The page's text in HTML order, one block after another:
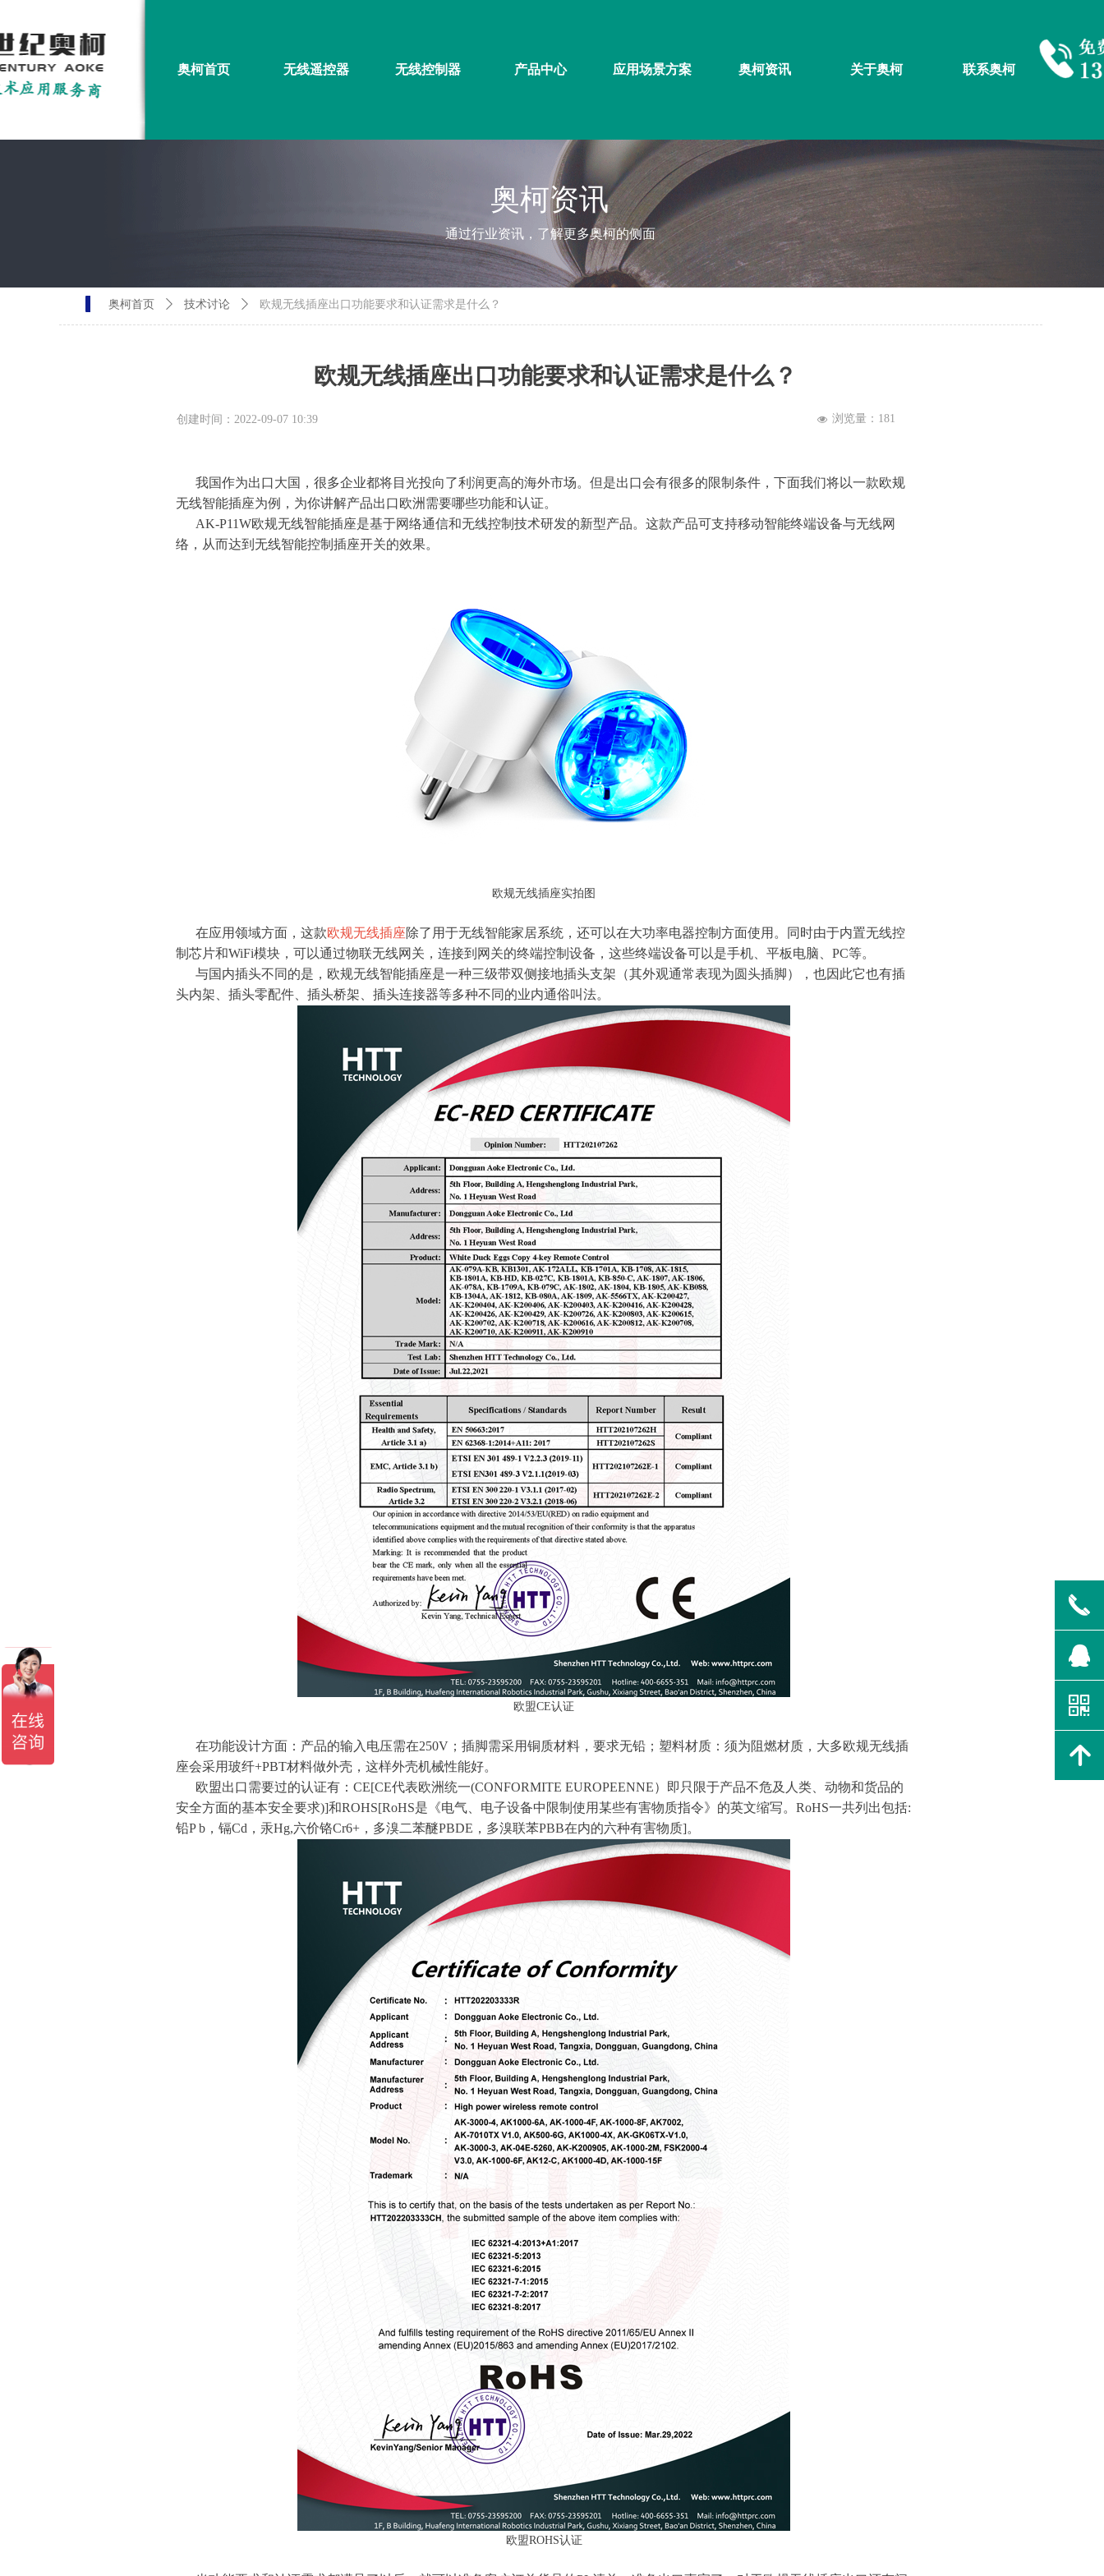
奥柯首页 无线遥控器 无线控制器 产品中心 应用场景方案 奥柯资讯 关于奥柯 联系奥柯
欧规无线插座出口功能要求和认证需求是什么？
我国作为出口大国，很多企业都将目光投向了利润更高的海外市场。但是出口会有很多的限制条件，下面我们将以一款欧规
无线智能插座为例，为你讲解产品出口欧洲需要哪些功能和认证。
AK-P11W欧规无线智能插座是基于网络通信和无线控制技术研发的新型产品。这款产品可支持移动智能终端设备与无线网
络，从而达到无线智能控制插座开关的效果。
欧规无线插座实拍图
在应用领域方面，这款欧规无线插座除了用于无线智能家居系统，还可以在大功率电器控制方面使用。同时由于内置无线控
制芯片和WiFi模块，可以通过物联无线网关，连接到网关的终端控制设备，这些终端设备可以是手机、平板电脑、PC等。
与国内插头不同的是，欧规无线智能插座是一种三级带双侧接地插头支架（其外观通常表现为圆头插脚），也因此它也有插
头内架、插头零配件、插头桥架、插头连接器等多种不同的业内通俗叫法。
欧盟CE认证
在功能设计方面：产品的输入电压需在250V；插脚需采用铜质材料，要求无铅；塑料材质：须为阻燃材质，大多欧规无线插
座会采用玻纤+PBT材料做外壳，这样外壳机械性能好。
欧盟出口需要过的认证有：CE[CE代表欧洲统一(CONFORMITE EUROPEENNE）即只限于产品不危及人类、动物和货品的
安全方面的基本安全要求)]和ROHS[RoHS是《电气、电子设备中限制使用某些有害物质指令》的英文缩写。RoHS一共列出包括:
铅P b，镉Cd，汞Hg,六价铬Cr6+，多溴二苯醚PBDE，多溴联苯PBB在内的六种有害物质]。
欧盟ROHS认证
넶 浏览量： 181
创建时间： 2022-09-07 10:39
奥柯资讯
通过行业资讯，了解更多奥柯的侧面
奥柯首页 ꄲ 技术讨论 ꄲ 欧规无线插座出口功能要求和认证需求是什么？
끅
뀩
낃
녕